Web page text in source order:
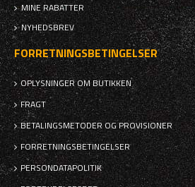
MINE RABATTER
NYHEDSBREV
FORRETNINGSBETINGELSER
OPLYSNINGER OM BUTIKKEN
FRAGT
BETALINGSMETODER OG PROVISIONER
FORRETNINGSBETINGELSER
PERSONDATAPOLITIK